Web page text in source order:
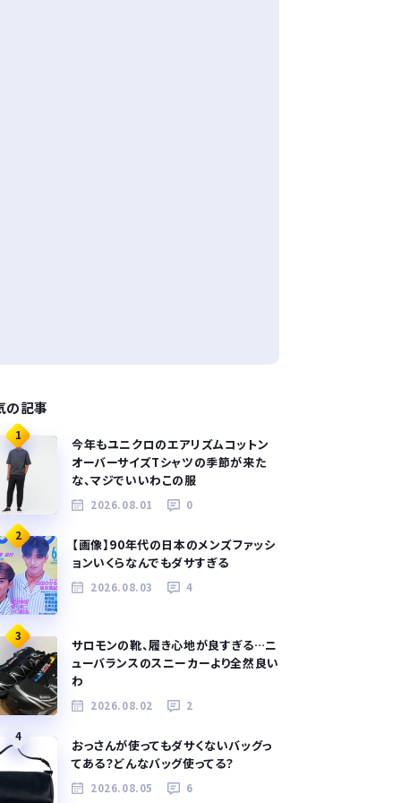
の記事
1
今年もユニクロのエアリズムコットン
オーバーサイズTシャツの季節が来た
な、マジでいいわこの服
2026.08.01 0
2
【画像】90年代の日本のメンズファッシ
ョンいくらなんでもダサすぎる
2026.08.03 4
3
サロモンの靴、履き心地が良すぎる…ニ
ューバランスのスニーカーより全然良い
わ
2026.08.02 2
4
おっさんが使ってもダサくないバッグっ
てある？どんなバッグ使ってる？
2026.08.05 6